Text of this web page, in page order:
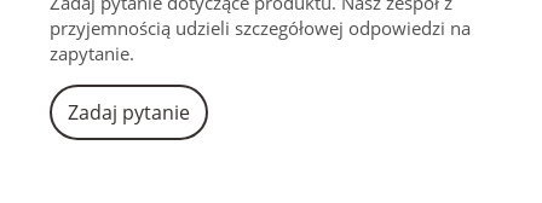
przyjemnością udzieli szczegółowej odpowiedzi na
zapytanie.
Zadaj pytanie